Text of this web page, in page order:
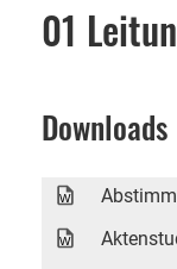
01
Downloads